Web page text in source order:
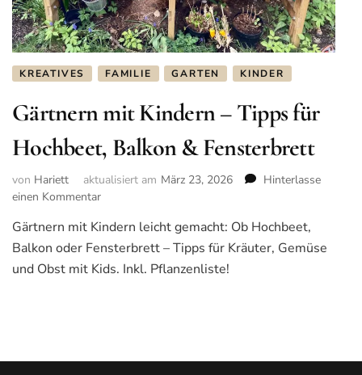
KREATIVES FAMILIE GARTEN KINDER
Gärtnern mit Kindern – Tipps für
Hochbeet, Balkon & Fensterbrett
von Hariett aktualisiert am März 23, 2026
Hinterlasse
einen Kommentar
mit
Kindern
–
Fensterbrett
Gärtnern mit Kindern leicht gemacht: Ob Hochbeet,
Balkon oder Fensterbrett – Tipps für Kräuter, Gemüse
und Obst mit Kids. Inkl. Pflanzenliste!